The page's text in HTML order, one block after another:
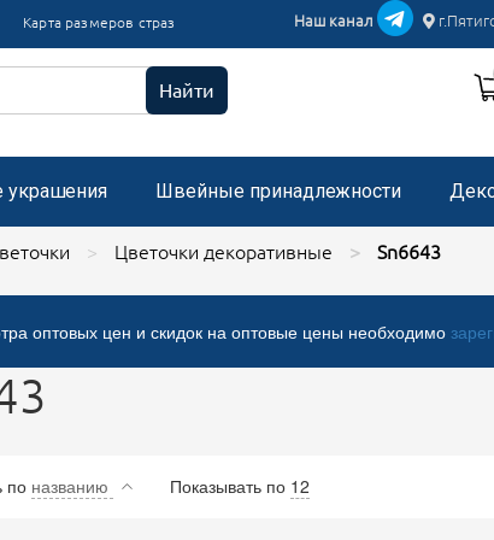
Карта размеров страз Наш канал
Найти
украшения Швейные принадлежности
пришивные с микробисером
стразами, застежка "булавка"
Цветочки декоративные Sn6643
оптовых цен и скидок на оптовые цены необходимо
по названию Показывать по 12